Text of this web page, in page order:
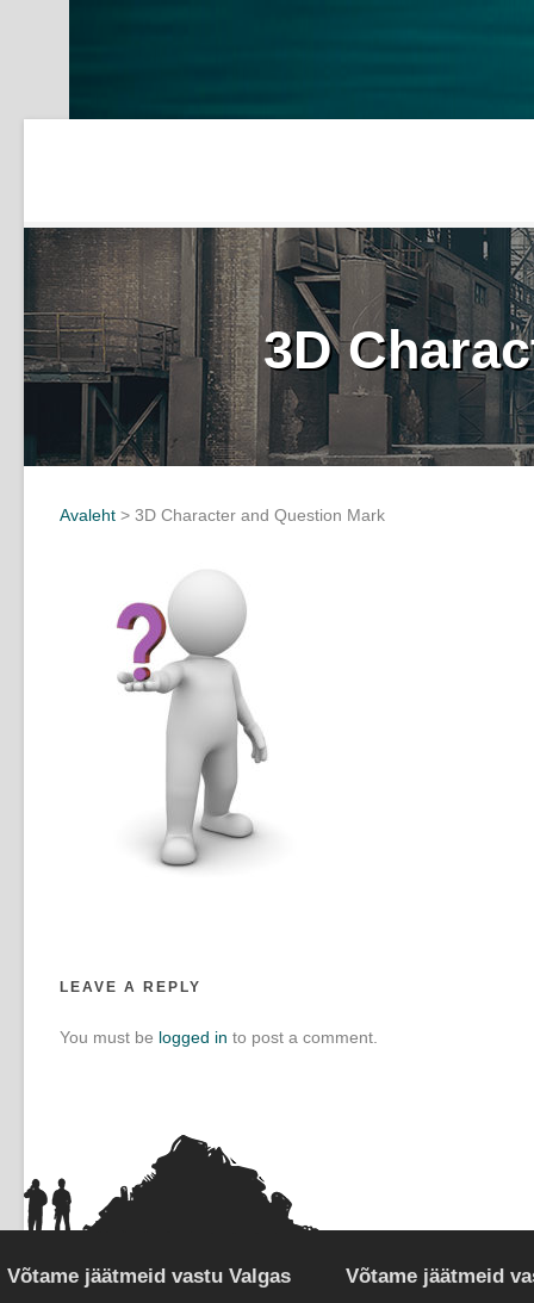
3D
Avaleht > 3D Character and Question Mark
LEAVE A REPLY
You must be logged in to post a comment.
Võtame jäätmeid vastu Valgas Võtame jäätmeid